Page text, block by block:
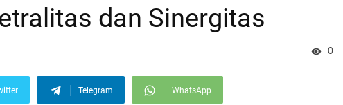
dan Sinergitas
0
Telegram WhatsApp